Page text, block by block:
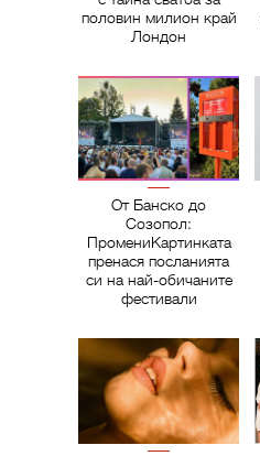
половин милион край
Лондон
От Банско до
Созопол:
ПромениКартинката
пренася посланията
си на най-обичаните
фестивали